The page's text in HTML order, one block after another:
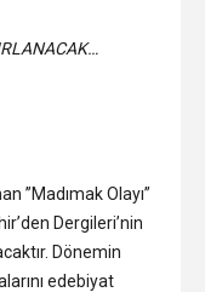
”Madımak Olayı”
Dergileri’nin
Dönemin
edebiyat